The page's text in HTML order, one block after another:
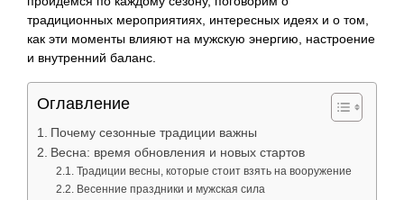
традиционных мероприятиях, интересных идеях и о том,
как эти моменты влияют на мужскую энергию, настроение
и внутренний баланс.
Оглавление
Почему сезонные традиции важны
Весна: время обновления и новых стартов
Традиции весны, которые стоит взять на вооружение
Весенние праздники и мужская сила